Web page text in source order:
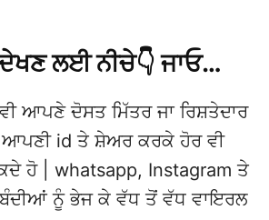
ਲਈ ਨੀਚੇ👇 ਜਾਓ…
ਆਪਣੇ ਦੋਸਤ ਮਿੱਤਰ ਜਾ ਰਿਸ਼ਤੇਦਾਰ
id ਤੇ ਸ਼ੇਅਰ ਕਰਕੇ ਹੋਰ ਵੀ
ਹੋ | whatsapp, Instagram ਤੇ
ਨੂੰ ਭੇਜ ਕੇ ਵੱਧ ਤੋਂ ਵੱਧ ਵਾਇਰਲ